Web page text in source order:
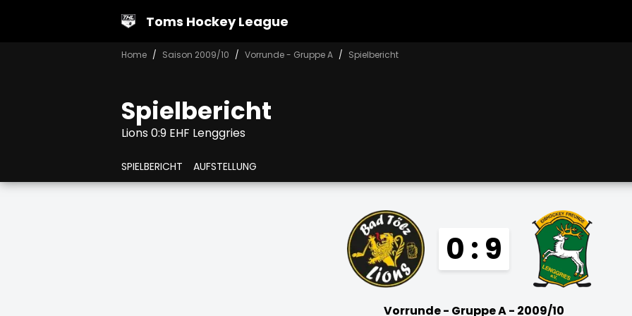
Toms Hockey League
Home Saison 2009/10 Vorrunde - Gruppe A Spielbericht
Spielbericht
Lions 0:9 EHF Lenggries
SPIELBERICHT AUFSTELLUNG
0 : 9
Vorrunde - Gruppe A - 2009/10